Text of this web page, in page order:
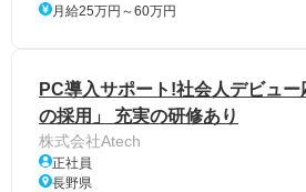
月給25万円～60万円
PC導入サポート!社会人デビュ
の採用」 充実の研修あり
株式会社Atech
正社員
長野県